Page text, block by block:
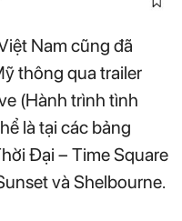
Nam cũng đã
thông qua trailer
(Hành trình tình
là tại các bảng
Đại – Time Square
và Shelbourne.